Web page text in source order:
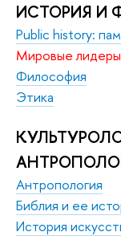
ИСТОРИЯ И
Public history:
Мировые лидеры
Философия
Этика
Антропология
Библия и ее
История